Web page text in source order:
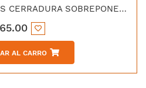
[CDP316CP] UYUSTOOLS CERRADURA SOBREPONER PLUS TRIPLE CON PIVOTES 16mm
65.00
AL CARRO